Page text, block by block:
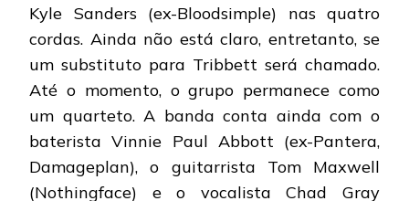
Kyle Sanders (ex-Bloodsimple) nas quatro
cordas. Ainda não está claro, entretanto, se
um substituto para Tribbett será chamado.
Até o momento, o grupo permanece como
um quarteto. A banda conta ainda com o
baterista Vinnie Paul Abbott (ex-Pantera,
Damageplan), o guitarrista Tom Maxwell
(Nothingface) e o vocalista Chad Gray